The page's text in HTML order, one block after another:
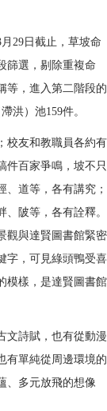
月 29 日截止，草坡命
篩選，剔除重複命
等，進入第二階段的
滯洪）池159件。
校友和教職員各約有
件百家爭鳴，坡不只
道等，各有講究；
陂等，各有詮釋。
觀與達賢圖書館緊密
字，可見綠頭鴨受喜
模樣，是達賢圖書館
文詩賦，也有從動漫
有單純從周邊環境的
、多元放飛的想像